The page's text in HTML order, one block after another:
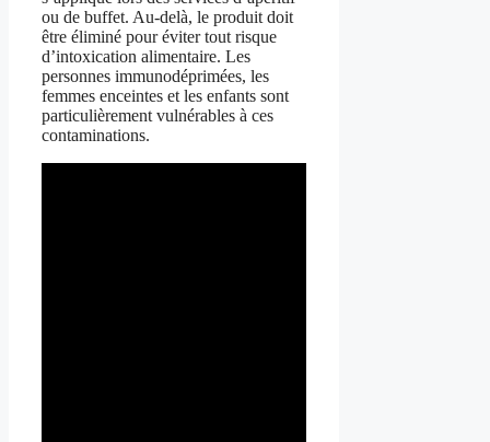
ou de buffet. Au-delà, le produit doit
être éliminé pour éviter tout risque
d’intoxication alimentaire. Les
personnes immunodéprimées, les
femmes enceintes et les enfants sont
particulièrement vulnérables à ces
contaminations.